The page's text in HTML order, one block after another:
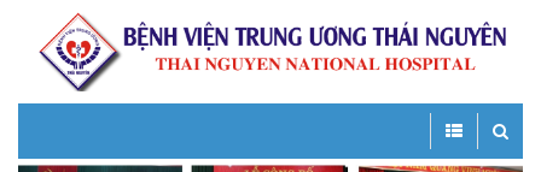
Toggle
Toggle
navigation